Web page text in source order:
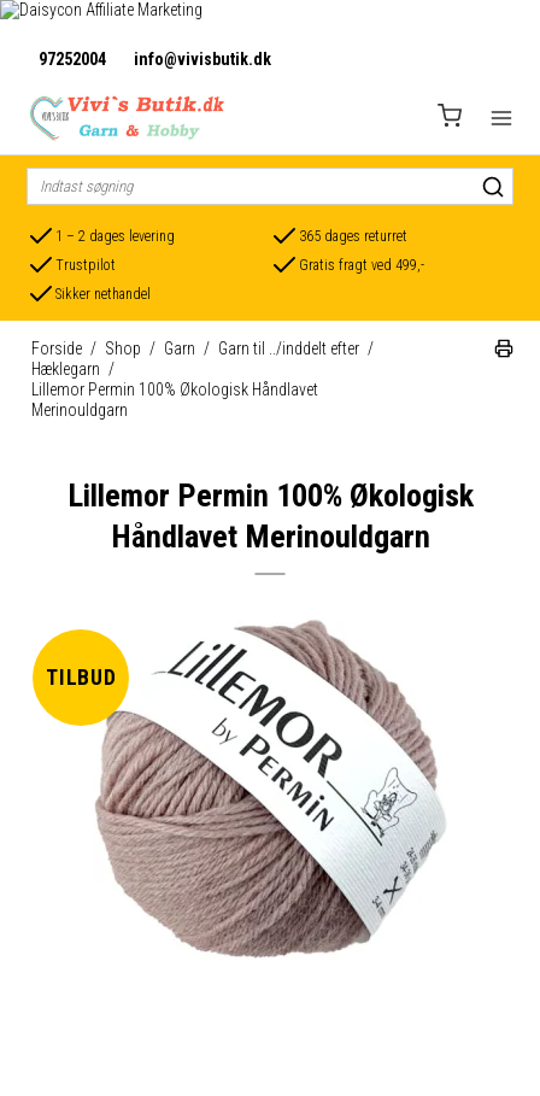
97252004 info@vivisbutik.dk
1 – 2 dages levering
365 dages returret
Trustpilot
Gratis fragt ved 499,-
Sikker nethandel
Forside / Shop / Garn / Garn til ../inddelt efter /
Hæklegarn /
Lillemor Permin 100% Økologisk Håndlavet
Merinouldgarn
Lillemor Permin 100% Økologisk
Håndlavet Merinouldgarn
TILBUD